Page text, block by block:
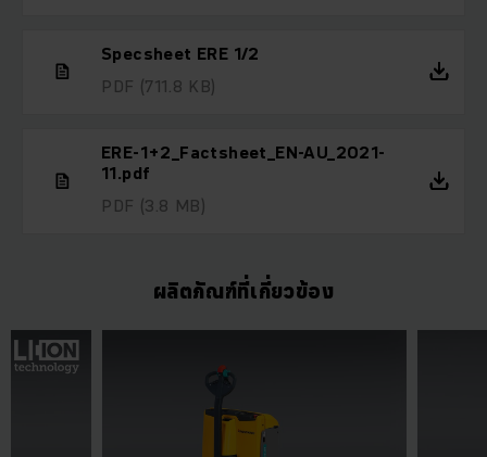
Specsheet ERE 1/2
PDF (711.8 KB)
ERE-1+2_Factsheet_EN-AU_2021-
11.pdf
PDF (3.8 MB)
ผลิตภัณฑ์ที่เกี่ยวข้อง